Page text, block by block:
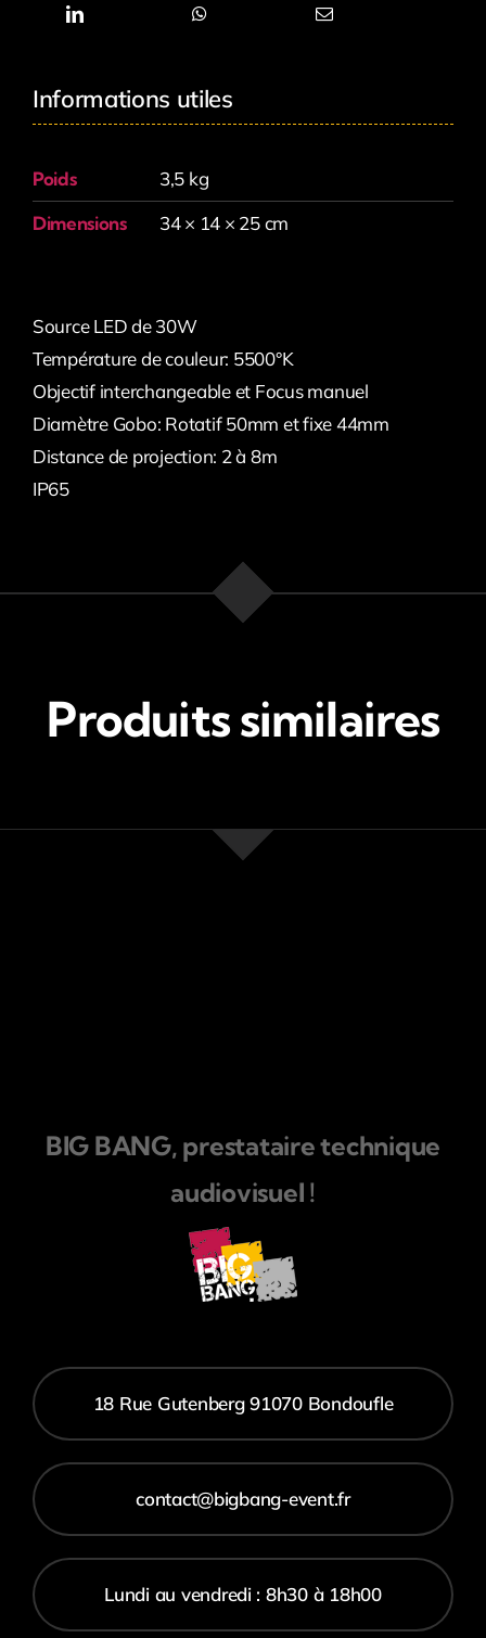
Informations utiles
Poids
3,5 kg
Dimensions
34 × 14 × 25 cm
Source LED de 30W
Température de couleur: 5500°K
Objectif interchangeable et Focus manuel
Diamètre Gobo: Rotatif 50mm et fixe 44mm
Distance de projection: 2 à 8m
IP65
Produits similaires
BIG BANG, prestataire technique
audiovisuel !
18 Rue Gutenberg 91070 Bondoufle
contact@bigbang-event.fr
Lundi au vendredi : 8h30 à 18h00